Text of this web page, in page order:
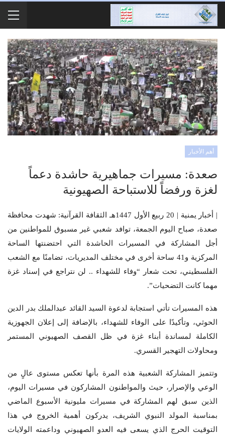
أهم الأخبار
صعدة: مسيرات جماهيرية حاشدة دعماً
لغزة ورفضاً للاستباحة الصهيونية
| أخبار يمنية | 20 ربيع الأول 1447هـ الثقافة القرآنية: شهدت محافظة
صعدة، صباح اليوم الجمعة، توافد شعبي غير مسبوق للمواطنين من
أجل المشاركة في المسيرات الحاشدة التي احتضنتها الساحة
المركزية و41 ساحة أخرى في مختلف المديريات، تضامنًا مع الشعب
الفلسطيني، تحت شعار “وفاء للشهداء .. لن نتراجع في إسناد غزة
مهما كانت التضحيات”.
هذه المسيرات تأتي استجابة لدعوة السيد القائد عبدالملك بدر الدين
الحوثي، وتأكيدًا على الوفاء للشهداء، بالإضافة إلى إعلان الجهوزية
الكاملة لمساندة أبناء غزة في ظل القصف الصهيوني المستمر
ومحاولات التهجير القسري.
وتتميز المشاركة الشعبية هذه المرة بأنها تعكس مستوى عالٍ من
الوعي والإصرار، حيث والمواطنون المشاركون في مسيرات اليوم،
الذين سبق لهم المشاركة في مسيرات مليونية الأسبوع الماضي
بمناسبة المولد النبوي الشريف، يدركون أهمية الخروج في هذا
التوقيت الحرج الذي يسعى فيه العدو الصهيوني وداعمته الولايات